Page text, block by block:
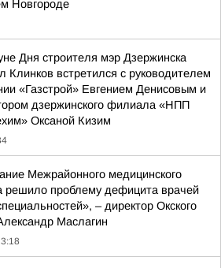
Новгороде
Дня строителя мэр Дзержинска
Клинков встретился с руководителем
«Газстрой» Евгением Денисовым и
дзержинского филиала «НПП
Оксаной Кизим
Межрайонного медицинского
решило проблему дефицита врачей
– директор Окского
Маслагин